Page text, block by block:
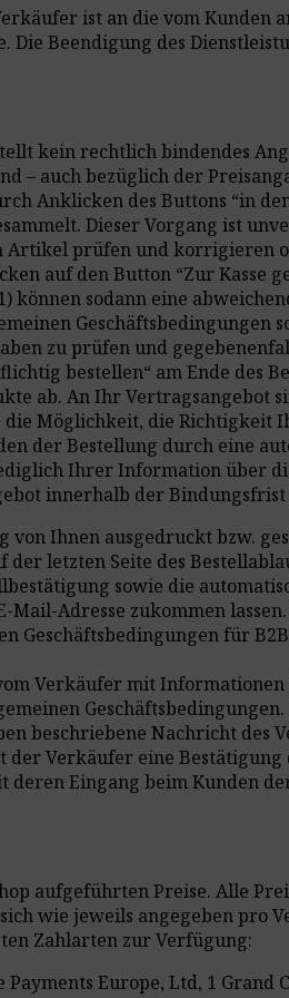
ist an die vom Kunden
Die Beendigung des
kein rechtlich bindendes
– auch bezüglich der
Anklicken des Buttons “in
Dieser Vorgang ist
Artikel prüfen und
auf den Button “Zur
sodann eine
zu prüfen und
bestellen“ am Ende des
ab. An Ihr Vertragsangebot
Möglichkeit, die
der Bestellung durch eine
Ihrer Information über
innerhalb der
von Ihnen ausgedruckt bzw.
letzten Seite des
sowie die
Adresse zukommen
Geschäftsbedingungen für
Verkäufer mit
beschriebene Nachricht
der Verkäufer eine
Eingang beim Kunden
aufgeführten Preise. Alle
wie jeweils angegeben
Zahlarten zur Verfügung:
Europe, Ltd, 1 Grand